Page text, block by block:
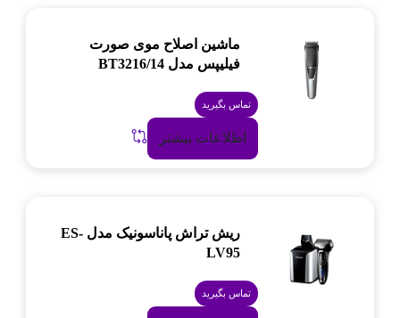
ماشین اصلاح موی صورت
فیلیپس مدل BT3216/14
تماس بگیرید
اطلاعات بیشتر
ریش تراش پاناسونیک مدل ES-
LV95
تماس بگیرید